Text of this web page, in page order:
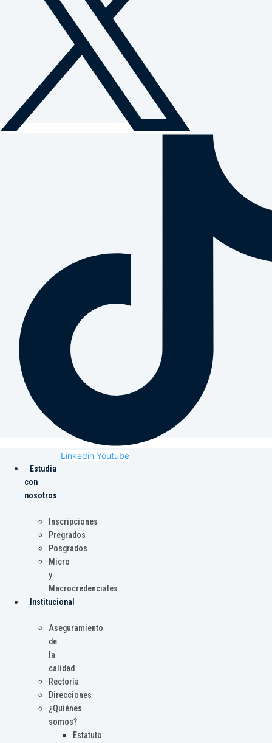
Linkedin Youtube
Estudia
con
nosotros
Inscripciones
Pregrados
Posgrados
Micro
y
Macrocredenciales
Institucional
Aseguramiento
de
la
calidad
Rectoría
Direcciones
¿Quiénes
somos?
Estatuto